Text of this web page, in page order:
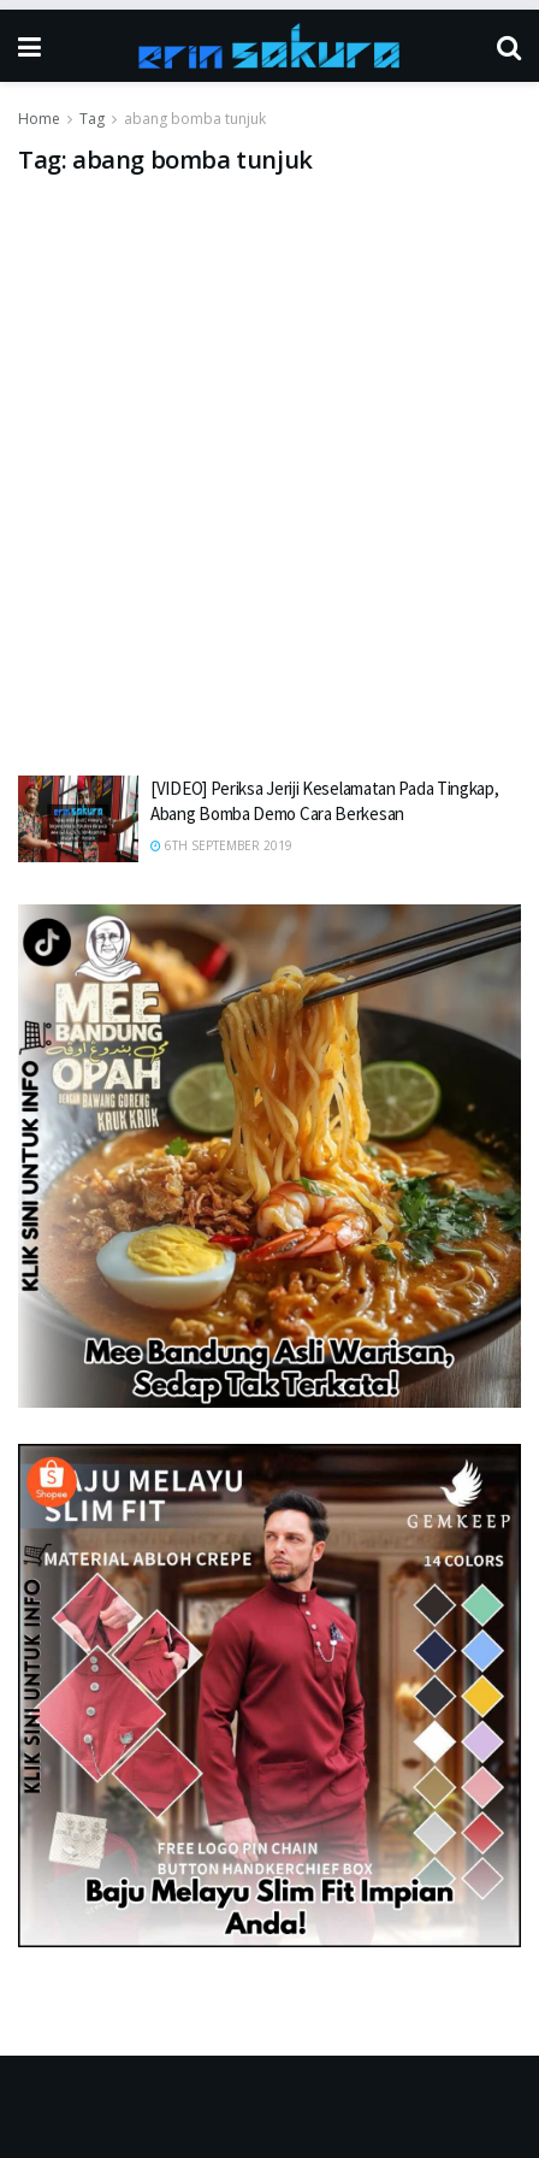
Home Tag abang bomba tunjuk
Tag: abang bomba tunjuk
[VIDEO] Periksa Jeriji Keselamatan Pada Tingkap,
Abang Bomba Demo Cara Berkesan
6TH SEPTEMBER 2019